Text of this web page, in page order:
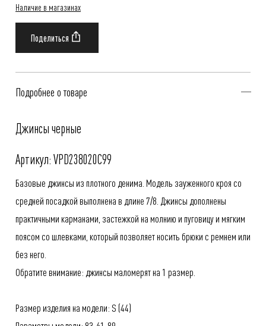
Наличие в магазинах
Подробнее о товаре
Джинсы черные
Артикул: VPD238020C99
Базовые джинсы из плотного денима. Модель зауженного кроя со
средней посадкой выполнена в длине 7/8. Джинсы дополнены
практичными карманами, застежкой на молнию и пуговицу и мягким
поясом со шлевками, который позволяет носить брюки с ремнем или
без него.
Обратите внимание: джинсы маломерят на 1 размер.
Размер изделия на модели: S (44)